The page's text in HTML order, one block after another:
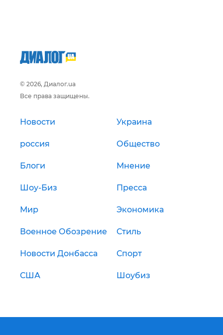
© 2026, Диалог.ua
Все права защищены.
Новости Украина
россия Общество
Блоги Мнение
Шоу-Биз Пресса
Мир Экономика
Военное Обозрение Стиль
Новости Донбасса Спорт
США Шоубиз